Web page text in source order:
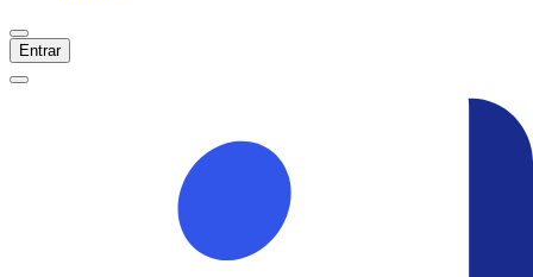
Entrar